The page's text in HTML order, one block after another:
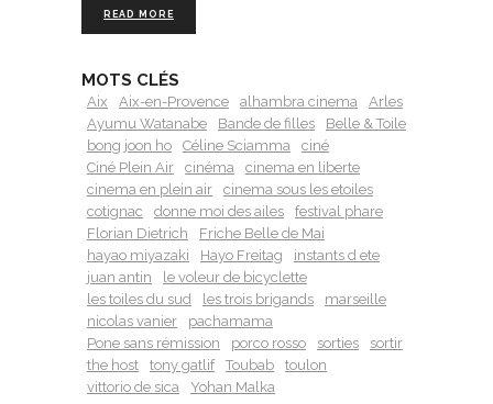
READ MORE
MOTS CLÉS
Aix Aix-en-Provence alhambra cinema
Arles
Ayumu Watanabe
Bande de filles
Belle & Toile
bong joon ho
Céline Sciamma
ciné
Ciné Plein Air
cinéma
cinema en liberte
cinema en plein air
cinema sous les etoiles
cotignac
donne moi des ailes
festival phare
Florian Dietrich
Friche Belle de Mai
hayao miyazaki
Hayo Freitag
instants d ete
juan antin
le voleur de bicyclette
les toiles du sud
les trois brigands
marseille
nicolas vanier
pachamama
Pone sans rémission
porco rosso sorties
sortir
the host
tony gatlif Toubab
toulon
vittorio de sica
Yohan Malka